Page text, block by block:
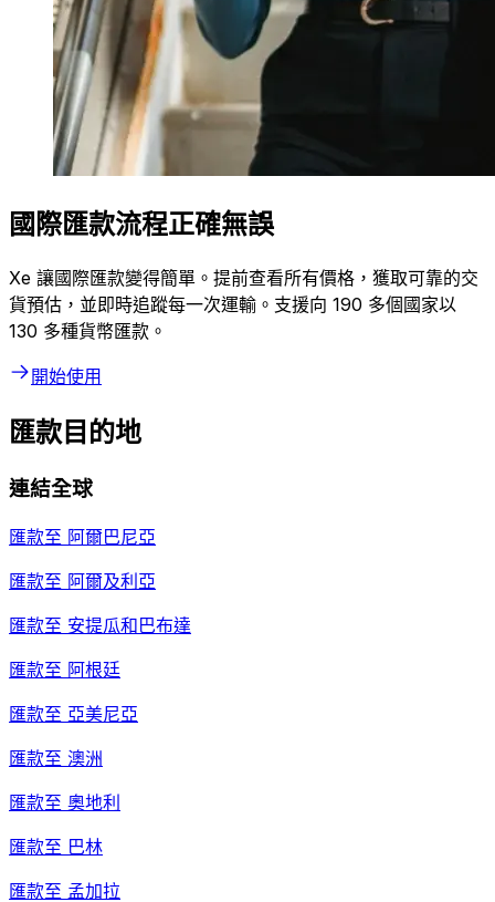
國際匯款流程正確無誤
Xe 讓國際匯款變得簡單。提前查看所有價格，獲取可靠的交
貨預估，並即時追蹤每一次運輸。支援向 190 多個國家以
130 多種貨幣匯款。
開始使用
匯款目的地
連結全球
匯款至 阿爾巴尼亞
匯款至 阿爾及利亞
匯款至 安提瓜和巴布達
匯款至 阿根廷
匯款至 亞美尼亞
匯款至 澳洲
匯款至 奧地利
匯款至 巴林
匯款至 孟加拉